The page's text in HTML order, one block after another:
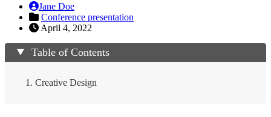
Jane Doe
Conference presentation
April 4, 2022
Table of Contents
Creative Design